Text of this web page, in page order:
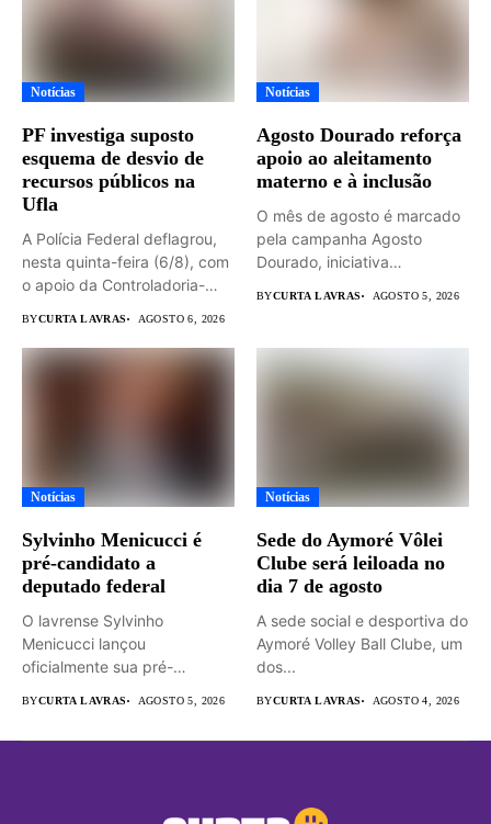
Notícias
PF investiga suposto
esquema de desvio de
recursos públicos na
Ufla
A Polícia Federal deflagrou,
nesta quinta-feira (6/8), com
o apoio da Controladoria-
BYCURTA LAVRAS AGOSTO 6, 2026
Notícias
Agosto Dourado reforça
apoio ao aleitamento
materno e à inclusão
O mês de agosto é marcado
pela campanha Agosto
Dourado, iniciativa
BYCURTA LAVRAS AGOSTO 5, 2026
Notícias
Sylvinho Menicucci é
pré-candidato a
deputado federal
O lavrense Sylvinho
Menicucci lançou
oficialmente sua pré-
BYCURTA LAVRAS AGOSTO 5, 2026
Notícias
Sede do Aymoré Vôlei
Clube será leiloada no
dia 7 de agosto
A sede social e desportiva do
Aymoré Volley Ball Clube, um
dos...
BYCURTA LAVRAS AGOSTO 4, 2026